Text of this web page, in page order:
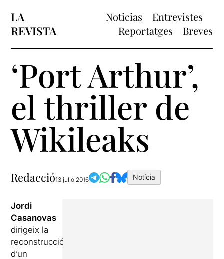
LA
REVISTA
Noticias
Entrevistes
Reportatges
Breves
‘Port Arthur’,
el thriller de
Wikileaks
Redacció13 julio 2016 Notícia
Jordi
Casanovas
dirigeix la
reconstrucció
d’un